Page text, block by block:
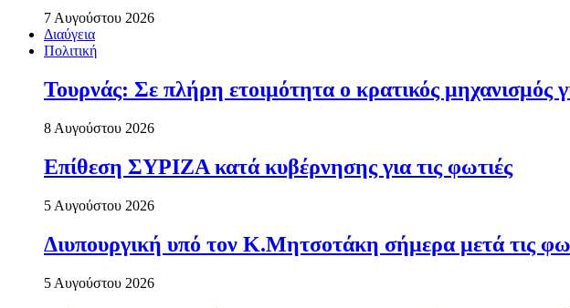
7 Αυγούστου 2026
Διαύγεια
Πολιτική
Τουρνάς: Σε πλήρη ετοιμότητα ο κρατικός μηχανισμός
8 Αυγούστου 2026
Επίθεση ΣΥΡΙΖΑ κατά κυβέρνησης για τις φωτιές
5 Αυγούστου 2026
Διυπουργική υπό τον Κ.Μητσοτάκη σήμερα μετά τις
5 Αυγούστου 2026